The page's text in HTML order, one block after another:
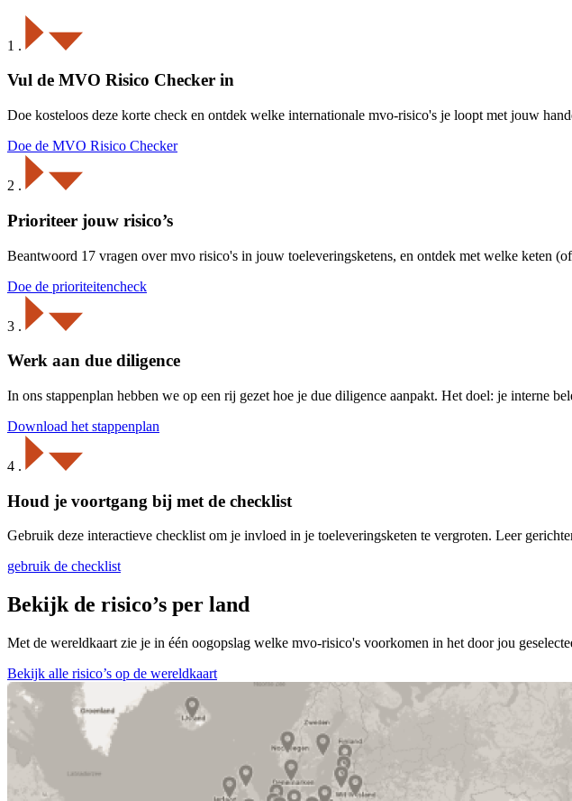
1 .
Vul de MVO Risico Checker in
Doe kosteloos deze korte check en ontdek welke internationale mvo-risico's je loopt met jouw
Doe de MVO Risico Checker
2 .
Prioriteer jouw risico’s
Beantwoord 17 vragen over mvo risico's in jouw toeleveringsketens, en ontdek met welke keten
Doe de prioriteitencheck
3 .
Werk aan due diligence
In ons stappenplan hebben we op een rij gezet hoe je due diligence aanpakt. Het doel: je interne
Download het stappenplan
4 .
Houd je voortgang bij met de checklist
Gebruik deze interactieve checklist om je invloed in je toeleveringsketen te vergroten. Leer
gebruik de checklist
Bekijk de risico’s per land
Met de wereldkaart zie je in één oogopslag welke mvo-risico's voorkomen in het door jou
Bekijk alle risico’s op de wereldkaart